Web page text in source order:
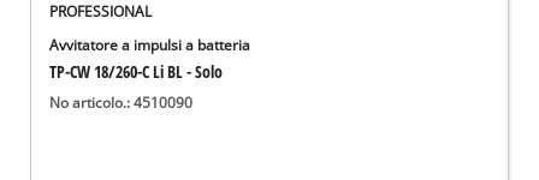
PROFESSIONAL
Avvitatore a impulsi a batteria
TP-CW 18/260-C Li BL - Solo
No articolo.: 4510090